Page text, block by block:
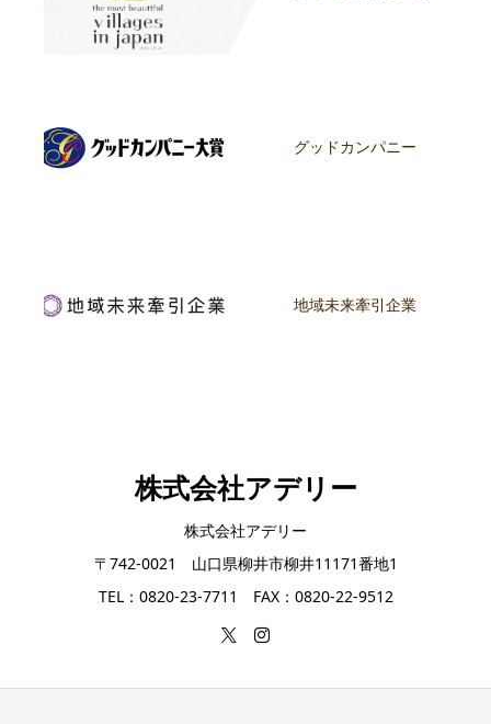
グッドカンパニー
地域未来牽引企業
株式会社アデリー
株式会社アデリー
〒742-0021 山口県柳井市柳井11171番地1
TEL：0820-23-7711 FAX：0820-22-9512